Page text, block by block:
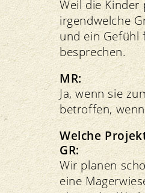
Weil die
irgendwelche
und ein Gefühl
besprechen.
MR:
Ja, wenn sie
betroffen,
Welche
GR:
Wir planen
eine